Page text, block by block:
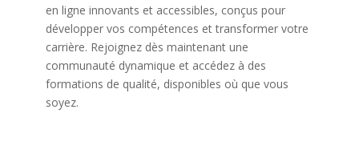
en ligne innovants et accessibles, conçus pour
développer vos compétences et transformer votre
carrière. Rejoignez dès maintenant une
communauté dynamique et accédez à des
formations de qualité, disponibles où que vous
soyez.